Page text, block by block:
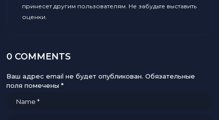
принесет другим пользователям. Не забудьте выставить
оценки.
0 COMMENTS
Ваш адрес email не будет опубликован. Обязательные
поля помечены *